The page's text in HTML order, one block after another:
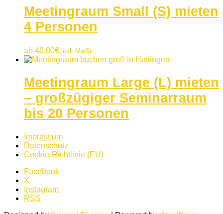
Meetingraum Small (S) mieten
4 Personen
ab 40,00€ inkl. MwSt.
Meetingraum Large (L) mieten
– großzügiger Seminarraum
bis 20 Personen
Impressum
Datenschutz
Cookie-Richtlinie (EU)
Facebook
X
Instagram
RSS